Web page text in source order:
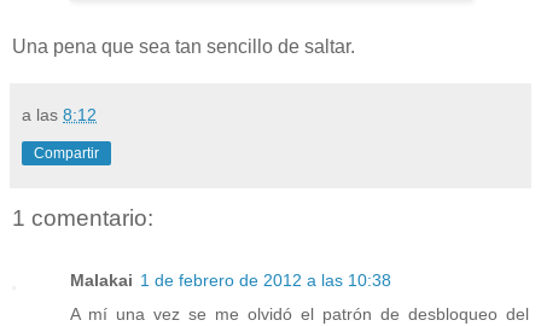
Una pena que sea tan sencillo de saltar.
a las 8:12
Compartir
1 comentario:
Malakai 1 de febrero de 2012 a las 10:38
A mí una vez se me olvidó el patrón de desbloqueo del